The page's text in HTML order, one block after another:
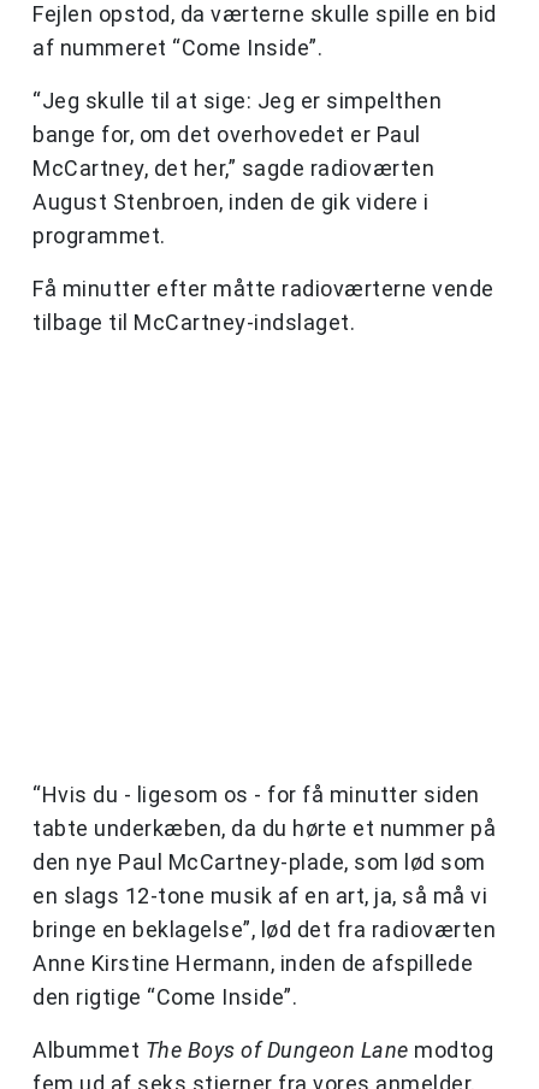
Fejlen opstod, da værterne skulle spille en bid
af nummeret “Come Inside”.
“Jeg skulle til at sige: Jeg er simpelthen
bange for, om det overhovedet er Paul
McCartney, det her,” sagde radioværten
August Stenbroen, inden de gik videre i
programmet.
Få minutter efter måtte radioværterne vende
tilbage til McCartney-indslaget.
“Hvis du - ligesom os - for få minutter siden
tabte underkæben, da du hørte et nummer på
den nye Paul McCartney-plade, som lød som
en slags 12-tone musik af en art, ja, så må vi
bringe en beklagelse”, lød det fra radioværten
Anne Kirstine Hermann, inden de afspillede
den rigtige “Come Inside”.
Albummet The Boys of Dungeon Lane modtog
fem ud af seks stjerner fra vores anmelder,